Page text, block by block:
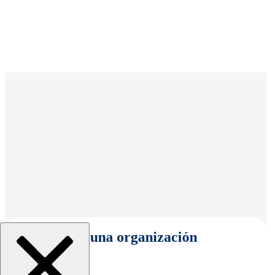
Seleccionar una organización